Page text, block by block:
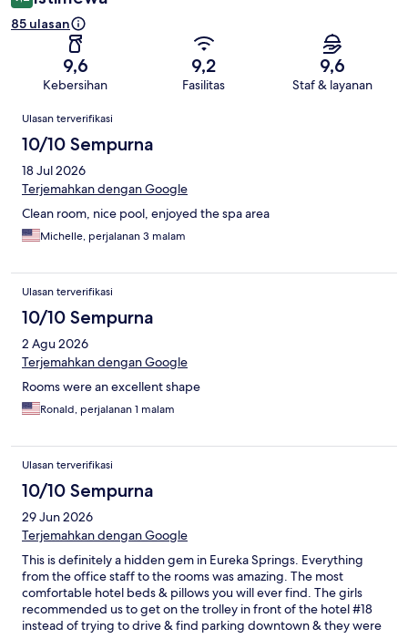
85 ulasan
9,6
Kebersihan
9,2
Fasilitas
9,6
Staf & layanan
Ulasan
Ulasan terverifikasi
10/10 Sempurna
18 Jul 2026
Terjemahkan dengan Google
Clean room, nice pool, enjoyed the spa area
Michelle, perjalanan 3 malam
Ulasan terverifikasi
10/10 Sempurna
2 Agu 2026
Terjemahkan dengan Google
Rooms were an excellent shape
Ronald, perjalanan 1 malam
Ulasan terverifikasi
10/10 Sempurna
29 Jun 2026
Terjemahkan dengan Google
This is definitely a hidden gem in Eureka Springs. Everything
from the office staff to the rooms was amazing. The most
comfortable hotel beds & pillows you will ever find. The girls
recommended us to get on the trolley in front of the hotel #18
instead of trying to drive & find parking downtown & they were